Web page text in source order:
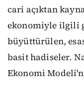
cari açıktan
ekonomiyle ilgili
büyüttürülen,
basit hadiseler.
Ekonomi